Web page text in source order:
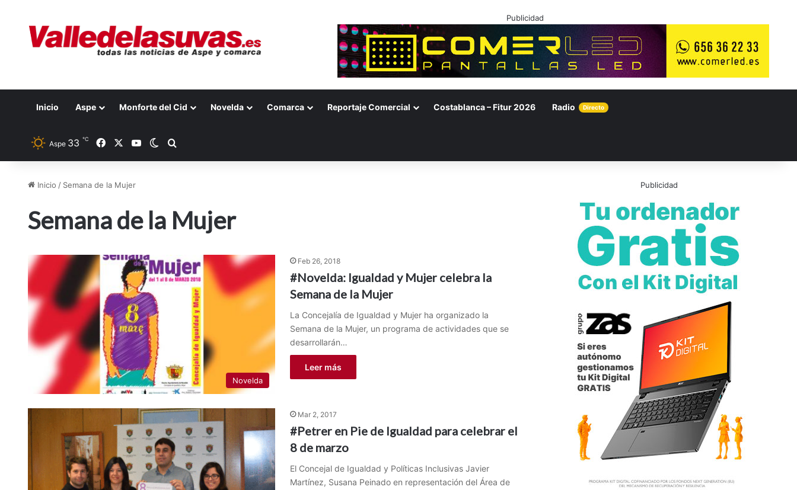
Publicidad
Inicio Aspe Monforte del Cid Novelda Comarca Reportaje Comercial Costablanca – Fitur 2026 Radio Directo
Aspe 33 ℃ FacebookYouTubeSwitch skin
Inicio / Semana de la Mujer
Semana de la Mujer
Novelda
Feb 26, 2018
#Novelda: Igualdad y Mujer celebra la
Semana de la Mujer
La Concejalía de Igualdad y Mujer ha organizado la
Semana de la Mujer, un programa de actividades que se
desarrollarán…
Leer más
Mar 2, 2017
#Petrer en Pie de Igualdad para celebrar el
8 de marzo
El Concejal de Igualdad y Políticas Inclusivas Javier
Martínez, Susana Peinado en representación del Área de
Publicidad